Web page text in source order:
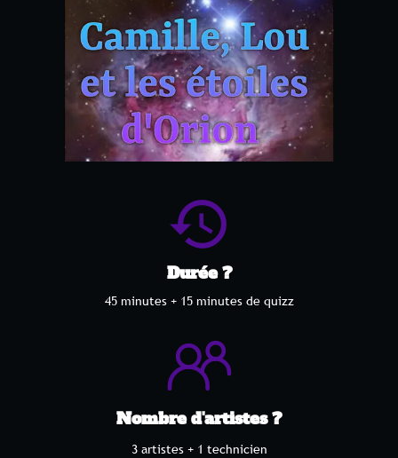
Nombre d'artistes ?
history
Durée ?
45 minutes + 15 minutes de quizz
3 artistes + 1 technicien